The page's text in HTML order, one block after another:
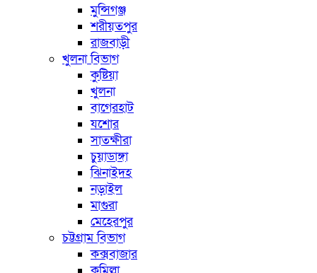
মুন্সিগঞ্জ
শরীয়তপুর
রাজবাড়ী
খুলনা বিভাগ
কুষ্টিয়া
খুলনা
বাগেরহাট
যশোর
সাতক্ষীরা
চুয়াডাঙ্গা
ঝিনাইদহ
নড়াইল
মাগুরা
মেহেরপুর
চট্টগ্রাম বিভাগ
কক্সবাজার